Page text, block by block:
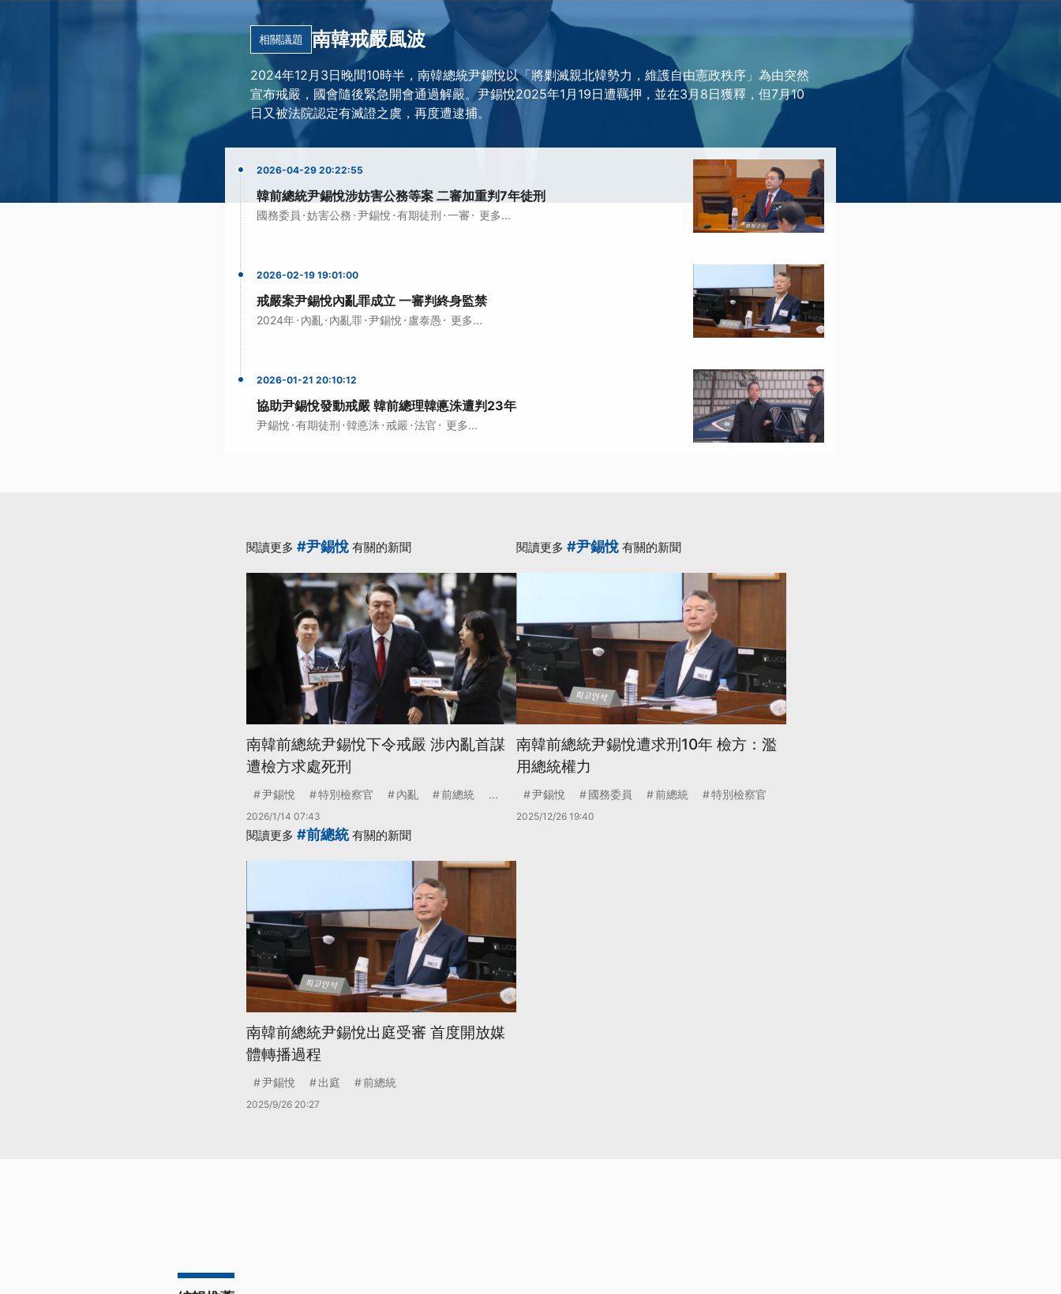
相關議題 南韓戒嚴風波
2024年12月3日晚間10時半，南韓總統尹錫悅以「將剿滅親北韓勢力，維護自由憲政秩序」為由突然
宣布戒嚴，國會隨後緊急開會通過解嚴。尹錫悅2025年1月19日遭羈押，並在3月8日獲釋，但7月10
日又被法院認定有滅證之虞，再度遭逮捕。
2026-04-29 20:22:55
韓前總統尹錫悅涉妨害公務等案 二審加重判7年徒刑
國務委員 ·妨害公務 ·尹錫悅 ·有期徒刑 ·一審 · 更多...
2026-02-19 19:01:00
戒嚴案尹錫悅內亂罪成立 一審判終身監禁
2024年· 內亂· 內亂罪·尹錫悅 · 盧泰愚 · 更多...
2026-01-21 20:10:12
協助尹錫悅發動戒嚴 韓前總理韓悳洙遭判23年
尹錫悅 ·有期徒刑 ·韓悳洙·戒嚴 ·法官 · 更多...
閱讀更多 #尹錫悅 有關的新聞
南韓前總統尹錫悅下令戒嚴 涉內亂首謀
遭檢方求處死刑
尹錫悅 特別檢察官 內亂 前總統 ...
2026/1/14 07:43
閱讀更多 #尹錫悅 有關的新聞
南韓前總統尹錫悅遭求刑10年 檢方：濫
用總統權力
尹錫悅 國務委員 前總統 特別檢察官
2025/12/26 19:40
閱讀更多 #前總統有關的新聞
南韓前總統尹錫悅出庭受審 首度開放媒
體轉播過程
尹錫悅 出庭 前總統
2025/9/26 20:27